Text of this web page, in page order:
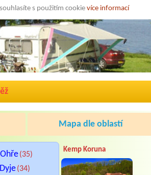
s použitím cookie více informací
Mapa dle oblastí
Ohře(35)
Dyje(34)
Kemp Koruna